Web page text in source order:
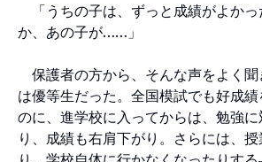
「うちの子は、ずっと成績がよかっ
か、あの子が……」
保護者の方から、そんな声をよく
は優等生だった。全国模試でも好成
のに、進学校に入ってからは、勉強
り、成績も右肩下がり。さらには、